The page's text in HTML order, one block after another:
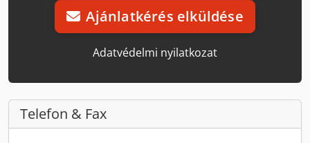
Ajánlatkérés elküldése
Adatvédelmi nyilatkozat
Telefon & Fax